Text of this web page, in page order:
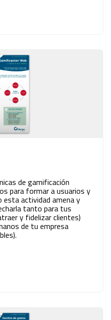
de gamificación
para formar a usuarios y
esta actividad amena y
tanto para tus
y fidelizar clientes)
de tu empresa